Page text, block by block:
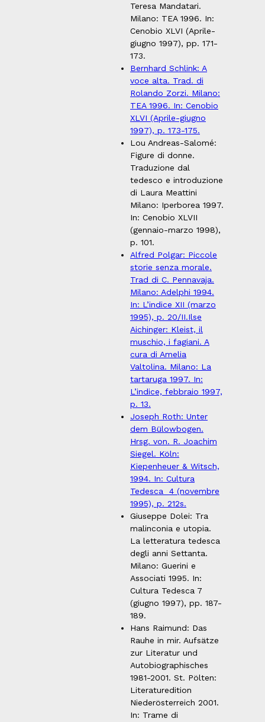
Teresa Mandatari.
Milano: TEA 1996. In:
Cenobio XLVI (Aprile-
giugno 1997), pp. 171-
173.
Bernhard Schlink: A
voce alta. Trad. di
Rolando Zorzi. Milano:
TEA 1996. In: Cenobio
XLVI (Aprile-giugno
1997), p. 173-175.
Lou Andreas-Salomé:
Figure di donne.
Traduzione dal
tedesco e introduzione
di Laura Meattini
Milano: Iperborea 1997.
In: Cenobio XLVII
(gennaio-marzo 1998),
p. 101.
Alfred Polgar: Piccole
storie senza morale.
Trad di C. Pennavaja.
Milano: Adelphi 1994.
In: L’indice XII (marzo
1995), p. 20/II.Ilse
Aichinger: Kleist, il
muschio, i fagiani. A
cura di Amelia
Valtolina. Milano: La
tartaruga 1997. In:
L’indice, febbraio 1997,
p. 13.
Joseph Roth: Unter
dem Bülowbogen.
Hrsg. von. R. Joachim
Siegel. Köln:
Kiepenheuer & Witsch,
1994. In: Cultura
Tedesca 4 (novembre
1995), p. 212s.
Giuseppe Dolei: Tra
malinconia e utopia.
La letteratura tedesca
degli anni Settanta.
Milano: Guerini e
Associati 1995. In:
Cultura Tedesca 7
(giugno 1997), pp. 187-
189.
Hans Raimund: Das
Rauhe in mir. Aufsätze
zur Literatur und
Autobiographisches
1981-2001. St. Pölten:
Literaturedition
Niederösterreich 2001.
In: Trame di